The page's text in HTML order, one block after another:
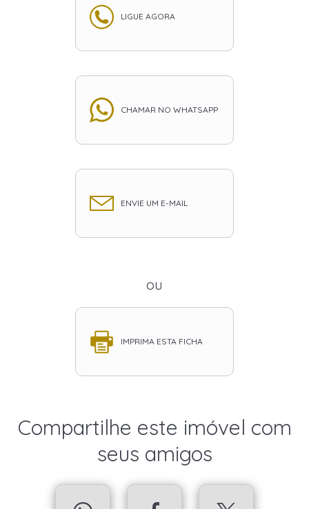
LIGUE AGORA
CHAMAR NO WHATSAPP
ENVIE UM E-MAIL
ou
IMPRIMA ESTA FICHA
Compartilhe este imóvel com
seus amigos